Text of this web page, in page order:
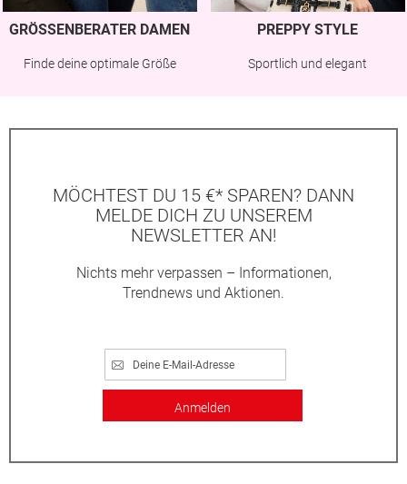
GRÖSSENBERATER DAMEN
Finde deine optimale Größe
PREPPY STYLE
Sportlich und elegant
MÖCHTEST DU 15 €* SPAREN? DANN
MELDE DICH ZU UNSEREM
NEWSLETTER AN!
Nichts mehr verpassen – Informationen,
Trendnews und Aktionen.
Anmelden